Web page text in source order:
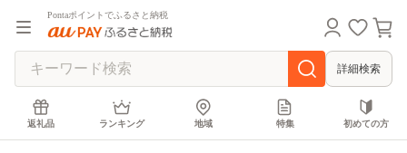
Pontaポイントでふるさと納税
詳細検索
返礼品 ランキング 地域 特集 初めての方